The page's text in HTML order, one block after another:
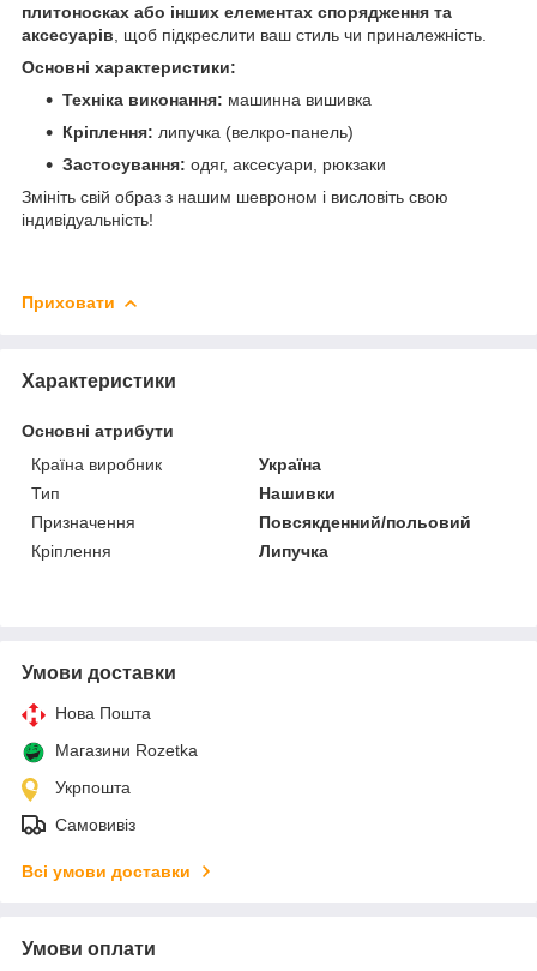
плитоносках або інших елементах спорядження та
аксесуарів , щоб підкреслити ваш стиль чи приналежність.
Основні характеристики:
Техніка виконання: машинна вишивка
Кріплення: липучка (велкро-панель)
Застосування: одяг, аксесуари, рюкзаки
Змініть свій образ з нашим шевроном і висловіть свою
індивідуальність!
Приховати
Характеристики
Основні атрибути
Країна виробник
Україна
Тип
Нашивки
Призначення
Повсякденний/польовий
Кріплення
Липучка
Умови доставки
Нова Пошта
Магазини Rozetka
Укрпошта
Самовивіз
Всі умови доставки
Умови оплати